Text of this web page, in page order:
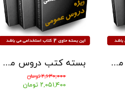
بسته کتب دروس مشترک (عمومی - اختصاصی) آزمون استخدامی آموزش و پرورش 1405 نشر آرسا
۲,۶۳۰,۰۰۰ تومان
۲,۰۵۱,۴۰۰ تومان
بسته کتب دروس مشترک عمومی اختصاصی آزمون استخدامی آموزش و پرورش 1405 نشر چهارخونه